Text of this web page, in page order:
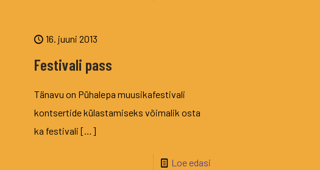
16. juuni 2013
Festivali pass
Tänavu on Pühalepa muusikafestivali
kontsertide külastamiseks võimalik osta
ka festivali […]
Loe edasi